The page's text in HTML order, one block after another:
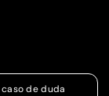
caso de duda